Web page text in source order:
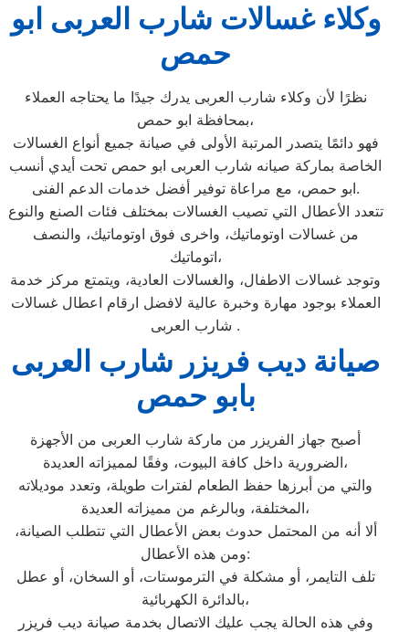
وكلاء غسالات شارب العربى ابو
حمص
نظرًا لأن وكلاء شارب العربى يدرك جيدًا ما يحتاجه العملاء
بمحافظة ابو حمص،
فهو دائمًا يتصدر المرتبة الأولى في صيانة جميع أنواع الغسالات
الخاصة بماركة صيانه شارب العربى ابو حمص تحت أيدي أنسب
ابو حمص، مع مراعاة توفير أفضل خدمات الدعم الفنى.
تتعدد الأعطال التي تصيب الغسالات بمختلف فئات الصنع والنوع
من غسالات اوتوماتيك، واخرى فوق اوتوماتيك، والنصف
اتوماتيك،
وتوجد غسالات الاطفال، والغسالات العادية، ويتمتع مركز خدمة
العملاء بوجود مهارة وخبرة عالية لافضل ارقام اعطال غسالات
شارب العربى .
صيانة ديب فريزر شارب العربى
بابو حمص
أصبح جهاز الفريزر من ماركة شارب العربى من الأجهزة
الضرورية داخل كافة البيوت، وفقًا لمميزاته العديدة،
والتي من أبرزها حفظ الطعام لفترات طويلة، وتعدد موديلاته
المختلفة، وبالرغم من مميزاته العديدة،
ألا أنه من المحتمل حدوث بعض الأعطال التي تتطلب الصيانة،
ومن هذه الأعطال:
تلف التايمر، أو مشكلة في الترموستات، أو السخان، أو عطل
بالدائرة الكهربائية،
وفي هذه الحالة يجب عليك الاتصال بخدمة صيانة ديب فريزر